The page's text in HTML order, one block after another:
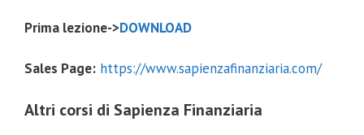
Prima lezione->DOWNLOAD
Sales Page: https://www.sapienzafinanziaria.com/
Altri corsi di Sapienza Finanziaria